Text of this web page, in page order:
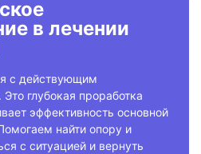
в лечении
с действующим
глубокая проработка
эффективность основной
найти опору и
с ситуацией и вернуть